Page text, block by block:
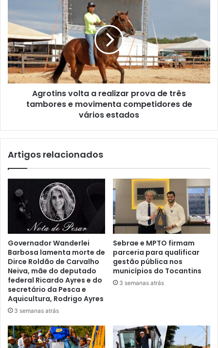
Agrotins volta a realizar prova de três
tambores e movimenta competidores de
vários estados
Artigos relacionados
Governador Wanderlei
Barbosa lamenta morte de
Dirce Roldão de Carvalho
Neiva, mãe do deputado
federal Ricardo Ayres e do
secretário da Pesca e
Aquicultura, Rodrigo Ayres
3 semanas atrás
Sebrae e MPTO firmam
parceria para qualificar
gestão pública nos
municípios do Tocantins
3 semanas atrás